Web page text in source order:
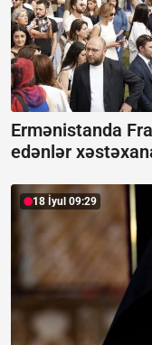
Ermənistanda
edənlər
18 İyul 09:29